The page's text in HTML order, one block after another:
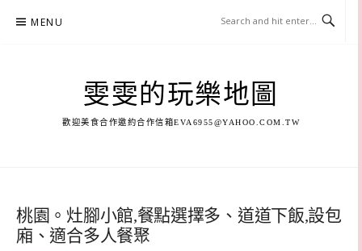
MENU
雯雯的玩樂地圖
歡迎美食合作邀約合作信箱EVA6955@YAHOO.COM.TW
桃園。灶腳小館,餐點選擇多、道道下飯,設包
廂、適合多人餐聚